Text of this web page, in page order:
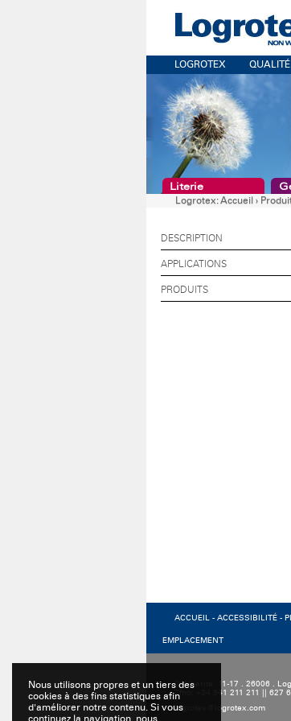
LOGROTEX QUALITÉ
Literie
Logrotex:Accueil ›
DESCRIPTION
APPLICATIONS
PRODUITS
ACCUEIL- ACCESSIBILITÉ-
EMPLACEMENT
C/Alberite, 11-17 . 26006 .
Tfno: +34 941 211 211 || 627
logrotex@logrotex.com
Nous utilisons propres et un tiers des
cookies à des fins statistiques afin
d'améliorer notre contenu. Si vous
continuez la navigation, nous